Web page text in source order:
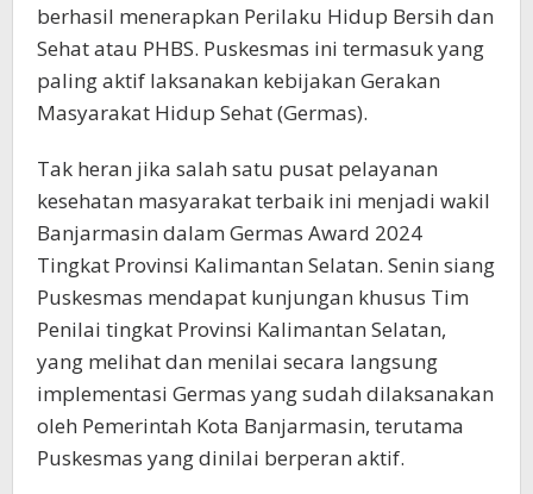
berhasil menerapkan Perilaku Hidup Bersih dan
Sehat atau PHBS. Puskesmas ini termasuk yang
paling aktif laksanakan kebijakan Gerakan
Masyarakat Hidup Sehat (Germas).
Tak heran jika salah satu pusat pelayanan
kesehatan masyarakat terbaik ini menjadi wakil
Banjarmasin dalam Germas Award 2024
Tingkat Provinsi Kalimantan Selatan. Senin siang
Puskesmas mendapat kunjungan khusus Tim
Penilai tingkat Provinsi Kalimantan Selatan,
yang melihat dan menilai secara langsung
implementasi Germas yang sudah dilaksanakan
oleh Pemerintah Kota Banjarmasin, terutama
Puskesmas yang dinilai berperan aktif.